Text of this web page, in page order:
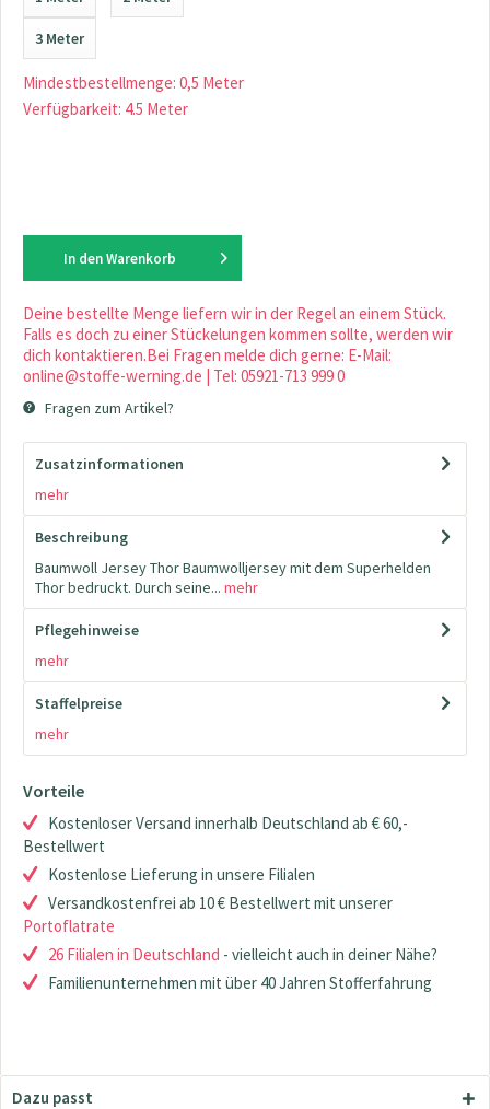
3 Meter
Mindestbestellmenge: 0,5 Meter
Verfügbarkeit: 4.5 Meter
In den Warenkorb
Deine bestellte Menge liefern wir in der Regel an einem Stück.
Falls es doch zu einer Stückelungen kommen sollte, werden wir
dich kontaktieren.Bei Fragen melde dich gerne: E-Mail:
online@stoffe-werning.de | Tel: 05921-713 999 0
Fragen zum Artikel?
Zusatzinformationen
mehr
Beschreibung
Baumwoll Jersey Thor Baumwolljersey mit dem Superhelden
Thor bedruckt. Durch seine... mehr
Pflegehinweise
mehr
Staffelpreise
mehr
Vorteile
Kostenloser Versand innerhalb Deutschland ab € 60,-
Bestellwert
Kostenlose Lieferung in unsere Filialen
Versandkostenfrei ab 10 € Bestellwert mit unserer
Portoflatrate
26 Filialen in Deutschland - vielleicht auch in deiner Nähe?
Familienunternehmen mit über 40 Jahren Stofferfahrung
Dazu passt